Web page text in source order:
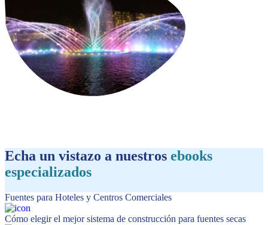
Echa un vistazo a nuestros ebooks
especializados
Fuentes para Hoteles y Centros Comerciales
Cómo elegir el mejor sistema de construcción para fuentes secas